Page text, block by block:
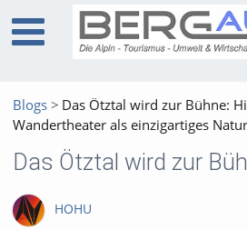
Blogs
Das Ötztal wird zur Bühne:
Wandertheater als einzigartiges
HOHU